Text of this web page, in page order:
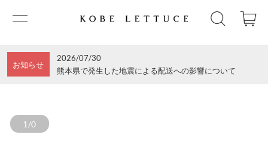
お知らせ
2026/07/30
熊本県で発生した地震による配送への影響について
1/0